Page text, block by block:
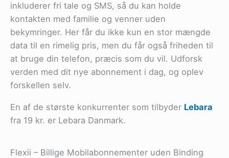
inkluderer fri tale og SMS, så du kan holde
kontakten med familie og venner uden
bekymringer. Her får du ikke kun en stor mængde
data til en rimelig pris, men du får også friheden til
at bruge din telefon, præcis som du vil. Udforsk
verden med dit nye abonnement i dag, og oplev
forskellen selv.
En af de største konkurrenter som tilbyder Lebara
fra 19 kr. er Lebara Danmark.
Flexii – Billige Mobilabonnementer uden Binding